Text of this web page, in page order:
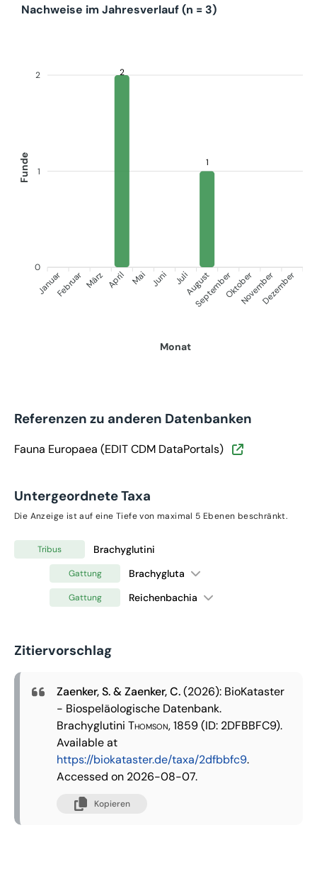
Nachweise im Jahresverlauf (n = 3)
2
1
0
Funde
2
1
JanuarFebruar März April Mai Juni JuliAugust
SeptemberOktoberNovemberDezember
Monat
Referenzen zu anderen Datenbanken
Fauna Europaea (EDIT CDM DataPortals)
Untergeordnete Taxa
Die Anzeige ist auf eine Tiefe von maximal 5 Ebenen beschränkt.
Tribus Brachyglutini
Gattung Brachygluta
Gattung Reichenbachia
Zitiervorschlag
Zaenker, S. & Zaenker, C.(2026): BioKataster
- Biospeläologische Datenbank.
Brachyglutini Thomson, 1859(ID: 2DFBBFC9).
Available at
https://biokataster.de/taxa/2dfbbfc9.
Accessed on 2026-08-07.
Kopieren